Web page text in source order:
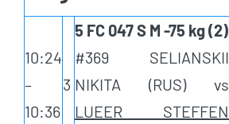
10:24
–
10:36
3
5 FC 047 S M -75 kg (2)
#369 SELIANSKII
NIKITA (RUS) vs
LUEER STEFFEN